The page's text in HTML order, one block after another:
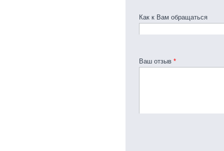
Как к Вам обращаться
Ваш отзыв *